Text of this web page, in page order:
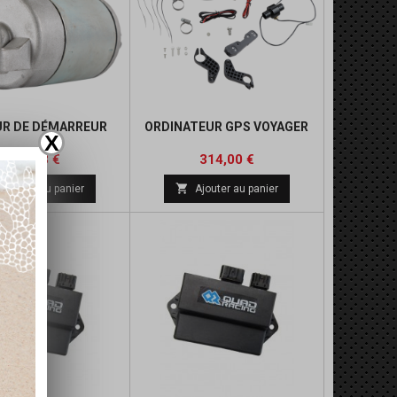
X
DE DÉMARREUR
Prix
115,43 €Prix
de
base
Ajouter au panier
ORDINATEUR GPS VOYAGER
Prix
314,00 €Prix
de
base
 Ajouter au panier